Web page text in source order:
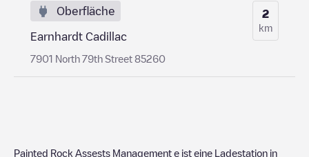
Oberfläche
Earnhardt Cadillac
7901 North 79th Street 85260
2
km
Painted Rock Assests Management e ist eine Ladestation in